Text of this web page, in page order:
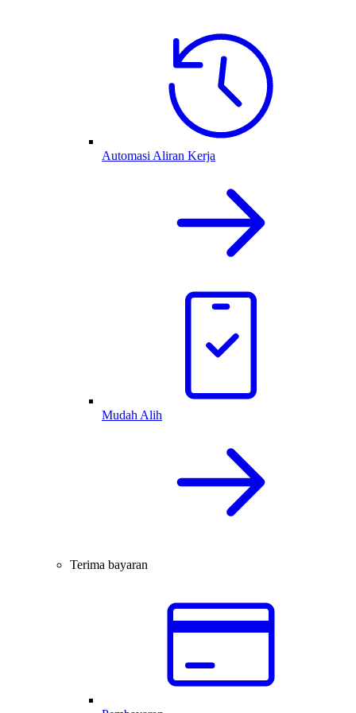
Automasi Aliran Kerja
Mudah Alih
Terima bayaran